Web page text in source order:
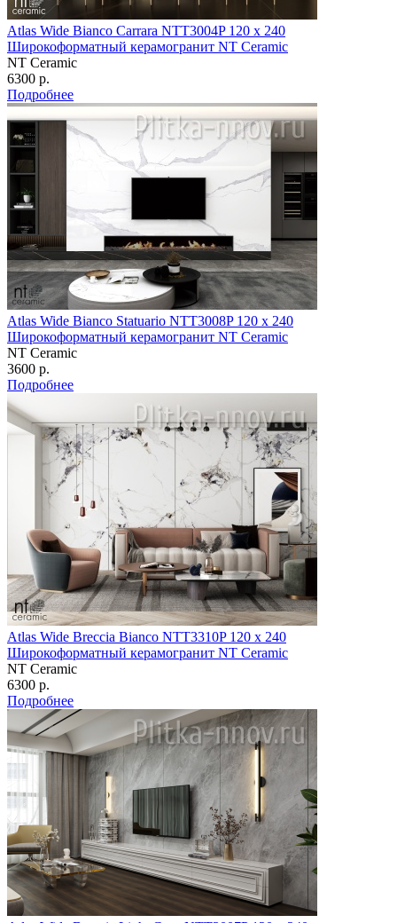
Atlas Wide Bianco Carrara NTT3004P 120 х 240
Широкоформатный керамогранит NT Ceramic
NT Ceramic
6300 р.
Подробнее
Atlas Wide Bianco Statuario NTT3008P 120 х 240
Широкоформатный керамогранит NT Ceramic
NT Ceramic
3600 р.
Подробнее
Atlas Wide Breccia Bianco NTT3310P 120 х 240
Широкоформатный керамогранит NT Ceramic
NT Ceramic
6300 р.
Подробнее